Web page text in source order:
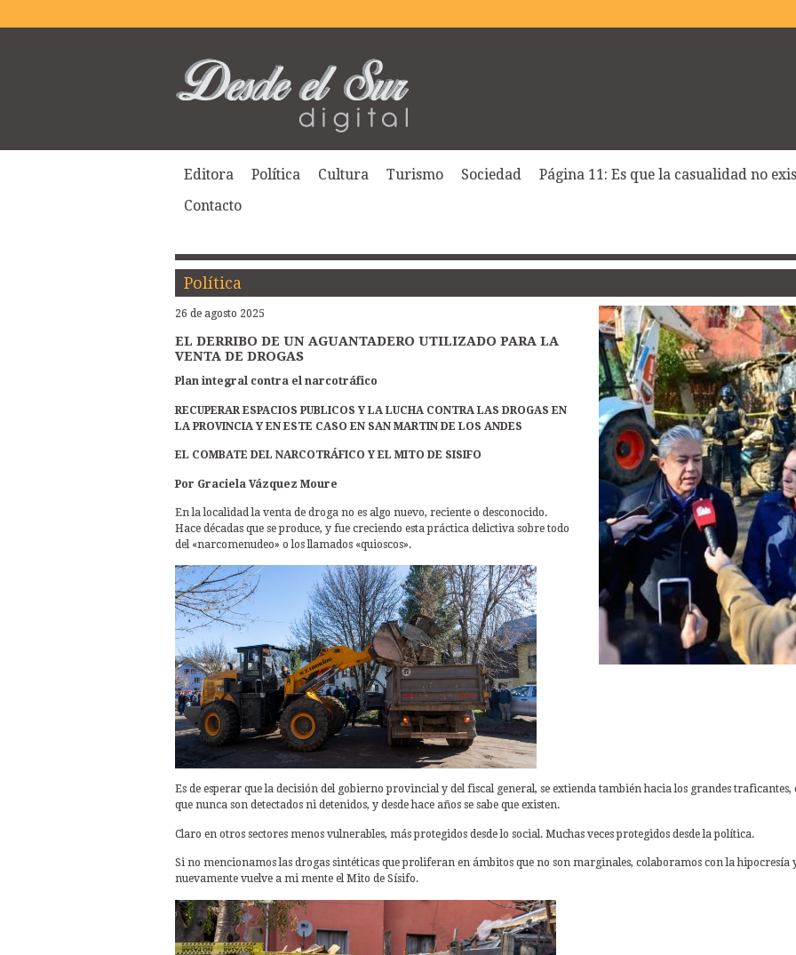
Editora Política Cultura Turismo Sociedad
Página 11: Es que la casualidad no
Contacto
Política
26 de agosto 2025
EL DERRIBO DE UN AGUANTADERO UTILIZADO PARA LA
VENTA DE DROGAS
Plan integral contra el narcotráfico
RECUPERAR ESPACIOS PUBLICOS Y LA LUCHA CONTRA LAS DROGAS EN
LA PROVINCIA Y EN ESTE CASO EN SAN MARTIN DE LOS ANDES
EL COMBATE DEL NARCOTRÁFICO Y EL MITO DE SISIFO
Por Graciela Vázquez Moure
En la localidad la venta de droga no es algo nuevo, reciente o desconocido.
Hace décadas que se produce, y fue creciendo esta práctica delictiva sobre todo
del «narcomenudeo» o los llamados «quioscos».
Es de esperar que la decisión del gobierno provincial y del fiscal general, se extienda también hacia los grandes traficantes,
que nunca son detectados ni detenidos, y desde hace años se sabe que existen.
Claro en otros sectores menos vulnerables, más protegidos desde lo social. Muchas veces protegidos desde la política.
Si no mencionamos las drogas sintéticas que proliferan en ámbitos que no son marginales, colaboramos con la hipocresía
nuevamente vuelve a mi mente el Mito de Sísifo.